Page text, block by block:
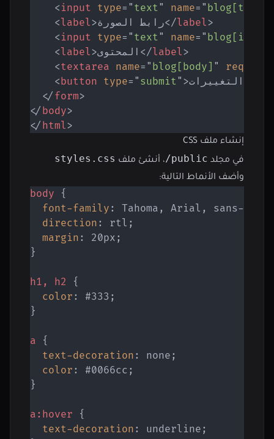
<input type= " text" name= " blog[title]
<label>رابط الصورة</label>
<input type= " text" name= " blog[image]
<label>المحتوى </label>
<textarea name= " blog[body] "
required
<button type= " submit" >حفظ التغييرات
</ form>
</ body>
</ html>
إنشاء ملف CSS
في مجلد public/ ، أنشئ ملف styles.css
وأضف الأنماط التالية:
body
{
font-family : Tahoma , Arial ,
sans-serif
direction : rtl ;
margin : 20px ;
}
h1, h2
{
color : #333 ;
}
a
{
text-decoration : none ;
color : #0066cc ;
}
a:hover
{
text-decoration : underline ;